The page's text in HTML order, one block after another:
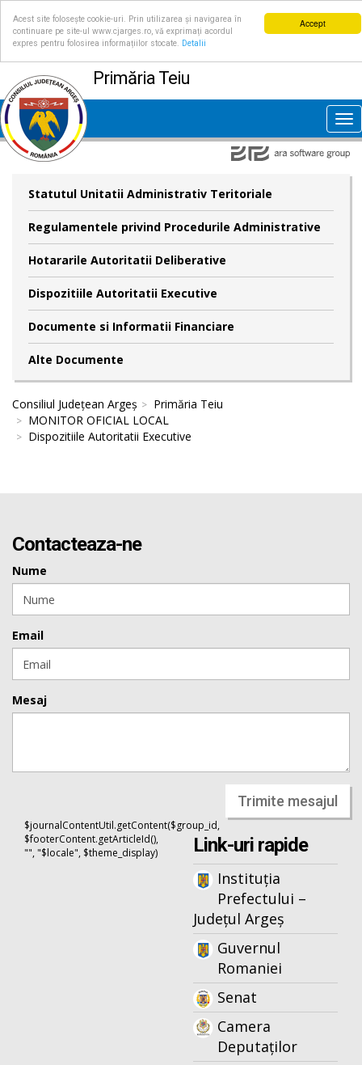
Accept
Acest site folosește cookie-uri. Prin utilizarea și navigarea în
continuare pe site-ul www.cjarges.ro, vă exprimați acordul
expres pentru folosirea informațiilor stocate.
Detalii
Primăria Teiu
Statutul Unitatii Administrativ Teritoriale
Regulamentele privind Procedurile Administrative
Hotararile Autoritatii Deliberative
Dispozitiile Autoritatii Executive
Documente si Informatii Financiare
Alte Documente
Consiliul Județean Argeș
Primăria Teiu
MONITOR OFICIAL LOCAL
Dispozitiile Autoritatii Executive
Contacteaza-ne
Nume
Email
Mesaj
Trimite mesajul
$journalContentUtil.getContent($group_id,
$footerContent.getArticleId(),
"", "$locale", $theme_display)
Link-uri rapide
Instituția
Prefectului –
Județul Argeș
Guvernul
Romaniei
Senat
Camera
Deputaților